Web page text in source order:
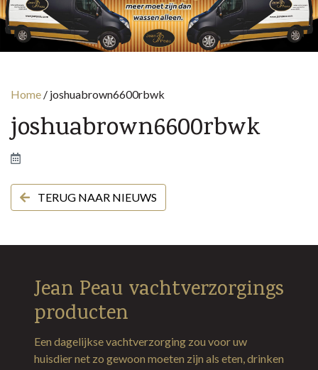
Home / joshuabrown6600rbwk
joshuabrown6600rbwk
TERUG NAAR NIEUWS
Jean Peau vachtverzorgings
producten
Een dagelijkse vachtverzorging zou voor uw
huisdier net zo gewoon moeten zijn als eten, drinken